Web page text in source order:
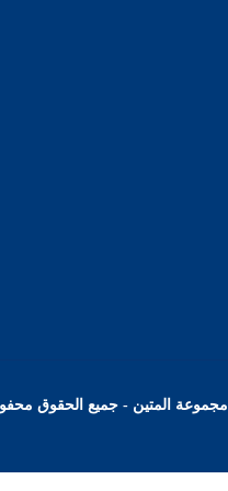
مجموعة المتين - جميع الحقوق محفوظة